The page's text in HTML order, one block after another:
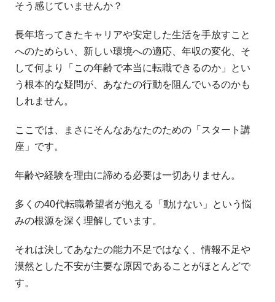
そう感じていませんか？
長年培ってきたキャリアや安定した生活を手放すこと
へのためらい、新しい環境への適応、年収の変化、そ
して何より「この年齢で本当に転職できるのか」とい
う根本的な疑問が、あなたの行動を阻んでいるのかも
しれません。
ここでは、まさにそんなあなたのための「スタート講
座」です。
年齢や経験を理由に諦める必要は一切ありません。
多くの40代転職希望者が抱える「動けない」という悩
みの根源を深く理解しています。
それは決してあなたの能力不足ではなく、情報不足や
漠然とした不安が主要な原因であることがほとんどで
す。